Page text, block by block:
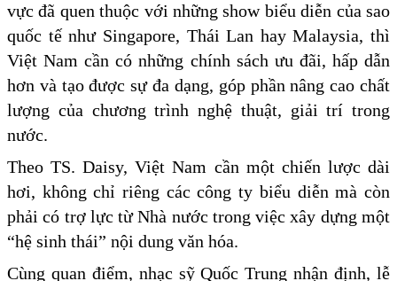
vực đã quen thuộc với những show biểu diễn của sao
quốc tế như Singapore, Thái Lan hay Malaysia, thì
Việt Nam cần có những chính sách ưu đãi, hấp dẫn
hơn và tạo được sự đa dạng, góp phần nâng cao chất
lượng của chương trình nghệ thuật, giải trí trong
nước.
Theo TS. Daisy, Việt Nam cần một chiến lược dài
hơi, không chỉ riêng các công ty biểu diễn mà còn
phải có trợ lực từ Nhà nước trong việc xây dựng một
“hệ sinh thái” nội dung văn hóa.
Cùng quan điểm, nhạc sỹ Quốc Trung nhận định, lễ